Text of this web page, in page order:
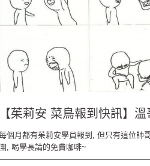
【茱莉安 菜鳥報到快訊】
個月都有茱莉安學員報到, 但只有這位帥
圍, 喝學長請的免費咖啡~